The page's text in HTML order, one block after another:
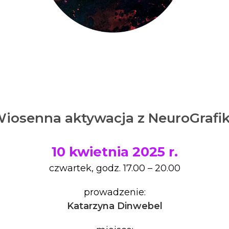
aktywacja z
10 kwietnia 2025 r.
czwartek, godz. 17.00 – 20.00
prowadzenie:
Katarzyna Dinwebel